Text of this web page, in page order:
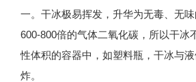
一。干冰极易挥发，升华为无毒、无
600-800倍的气体二氧化碳，所以干冰
性体积的容器中，如塑料瓶，干冰与
炸。